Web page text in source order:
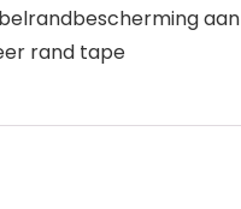
aan
rand tape